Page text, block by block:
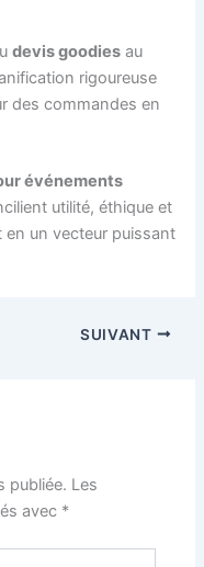
devis goodies au
rigoureuse
des commandes en
événements
utilité, éthique et
un vecteur puissant
SUIVANT
publiée. Les
avec *